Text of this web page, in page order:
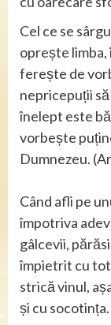
Cel ce se
oprește limba,
ferește de
nepricepuții
înelept este
vorbește
Dumnezeu.
Când afli pe
împotriva
gâlcevii,
împietrit cu
strică vinul,
și cu